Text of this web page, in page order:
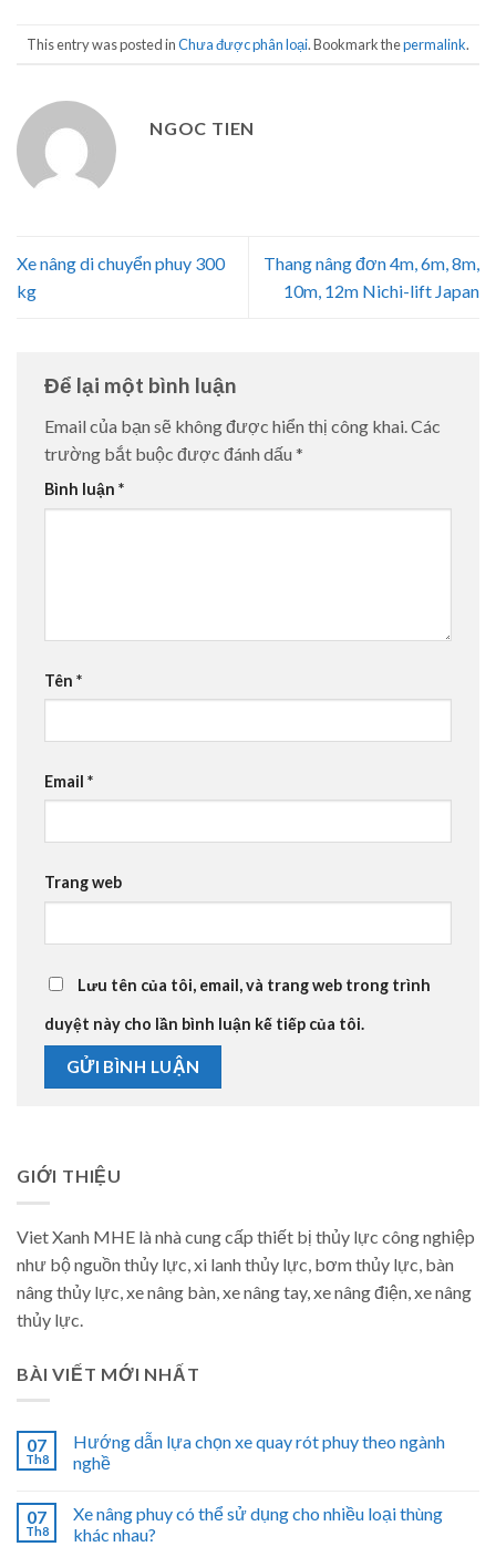
This entry was posted inChưa được phân loại. Bookmark thepermalink.
NGOC TIEN
Xe nâng di chuyển phuy 300
kg
Thang nâng đơn 4m, 6m, 8m,
10m, 12m Nichi-lift Japan
Để lại một bình luận
Email của bạn sẽ không được hiển thị công khai.Các
trường bắt buộc được đánh dấu *
Bình luận *
Tên *
Email *
Trang web
Lưu tên của tôi, email, và trang web trong trình
duyệt này cho lần bình luận kế tiếp của tôi.
GIỚI THIỆU
Viet Xanh MHE là nhà cung cấp thiết bị thủy lực công nghiệp
như bộ nguồn thủy lực, xi lanh thủy lực, bơm thủy lực, bàn
nâng thủy lực, xe nâng bàn, xe nâng tay, xe nâng điện, xe nâng
thủy lực.
BÀI VIẾT MỚI NHẤT
07
Th8
Hướng dẫn lựa chọn xe quay rót phuy theo ngành
nghề
07
Th8
Xe nâng phuy có thể sử dụng cho nhiều loại thùng
khác nhau?